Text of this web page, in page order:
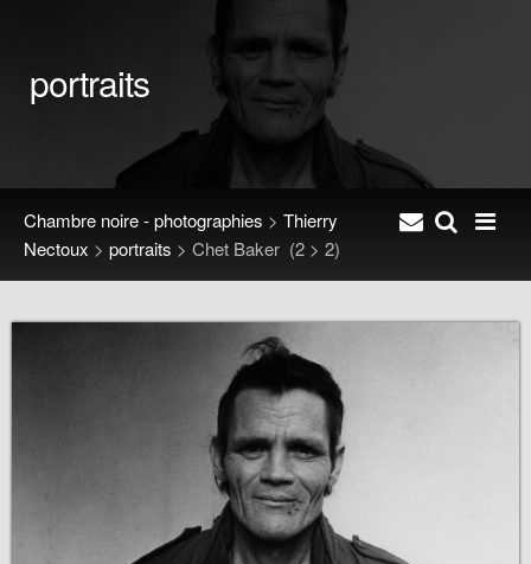
portraits
Chambre noire - photographies > Thierry
Nectoux > portraits > Chet Baker (2 > 2)